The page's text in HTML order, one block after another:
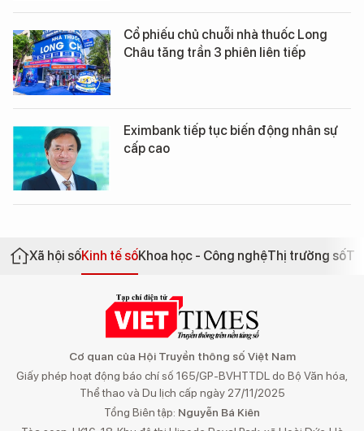
Cổ phiếu chủ chuỗi nhà thuốc Long
Châu tăng trần 3 phiên liên tiếp
Eximbank tiếp tục biến động nhân sự
cấp cao
Xã hội sốKinh tế sốKhoa học - Công nghệThị trường số
Cơ quan của Hội Truyền thông số Việt Nam
Giấy phép hoạt động báo chí số 165/GP-BVHTTDL do Bộ Văn hóa,
Thể thao và Du lịch cấp ngày 27/11/2025
Tổng Biên tập: Nguyễn Bá Kiên